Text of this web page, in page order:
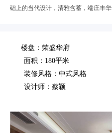
础上的当代设计，清雅含蓄，端庄丰华
楼盘：荣盛华府
面积：180平米
装修风格：中式风格
设计师：蔡颖